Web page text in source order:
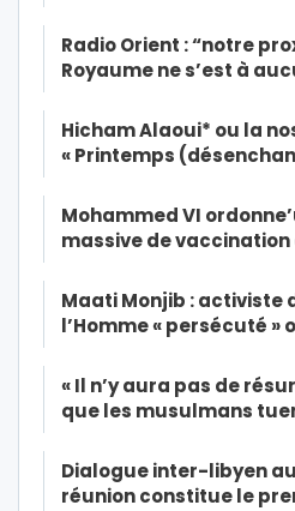
Radio Orient : “notre
Royaume ne s’est à
Hicham Alaoui* ou la
« Printemps
Mohammed VI
massive de
Maati Monjib : activiste
l’Homme « persécuté »
« Il n’y aura pas de
que les musulmans
Dialogue inter-libyen
réunion constitue le